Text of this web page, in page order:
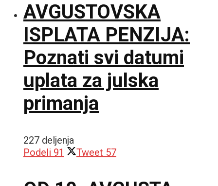
AVGUSTOVSKA
ISPLATA PENZIJA:
Poznati svi datumi
uplata za julska
primanja
227 deljenja
Podeli 91 Tweet 57